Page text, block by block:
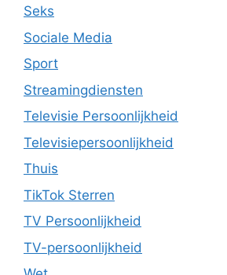
Seks
Sociale Media
Sport
Streamingdiensten
Televisie Persoonlijkheid
Televisiepersoonlijkheid
Thuis
TikTok Sterren
TV Persoonlijkheid
TV-persoonlijkheid